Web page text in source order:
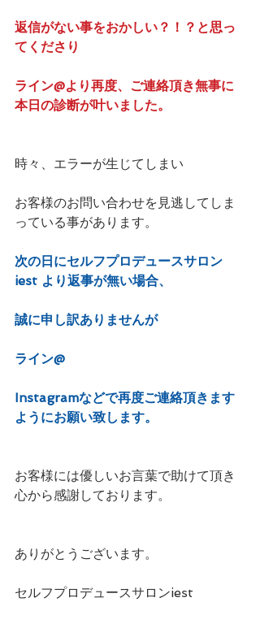
返信がない事をおかしい？！？と思っ
てくださり
ライン@より再度、ご連絡頂き無事に
本日の診断が叶いました。
時々、エラーが生じてしまい
お客様のお問い合わせを見逃してしま
っている事があります。
次の日にセルフプロデュースサロン
iest より返事が無い場合、
誠に申し訳ありませんが
ライン@
Instagramなどで再度ご連絡頂きます
ようにお願い致します。
お客様には優しいお言葉で助けて頂き
心から感謝しております。
ありがとうございます。
セルフプロデュースサロンiest